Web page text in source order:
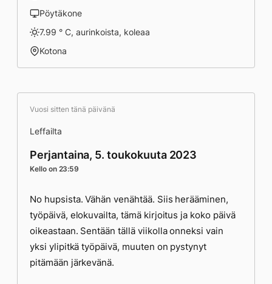
Pöytäkone
7.99 ° C, aurinkoista, koleaa
Kotona
Vuosi sitten tänä päivänä
Leffailta
Perjantaina, 5. toukokuuta 2023
Kello on 23:59
No hupsista. Vähän venähtää. Siis herääminen,
työpäivä, elokuvailta, tämä kirjoitus ja koko päivä
oikeastaan. Sentään tällä viikolla onneksi vain
yksi ylipitkä työpäivä, muuten on pystynyt
pitämään järkevänä.